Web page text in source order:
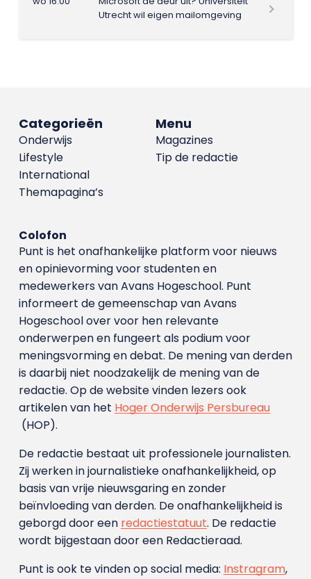
Utrecht wil eigen mailomgeving
Menu
Magazines
Tip de redactie
Categorieën
Onderwijs
Lifestyle
International
Themapagina’s
Colofon
Punt is het onafhankelijke platform voor nieuws
en opinievorming voor studenten en
medewerkers van Avans Hoge­school. Punt
informeert de gemeenschap van Avans
Hogeschool over voor hen relevante
onderwerpen en fungeert als podium voor
meningsvorming en debat. De mening van derden
is daarbij niet noodzakelijk de mening van de
redactie. Op de website vinden lezers ook
artikelen van het Hoger Onderwijs Persbureau
(HOP).
De redactie bestaat uit professionele journalisten.
Zij werken in journalistieke onafhankelijkheid, op
basis van vrije nieuwsgaring en zonder
beïnvloeding van derden. De onafhankelijkheid is
geborgd door een redactiestatuut. De redactie
wordt bijgestaan door een Redactieraad.
Punt is ook te vinden op social media: Instragram,